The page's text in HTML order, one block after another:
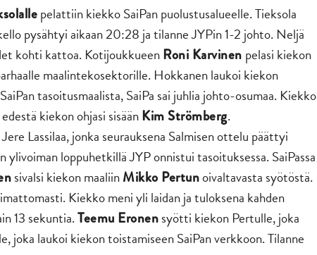
pelattiin kiekko SaiPan puolustusalueelle. Tieksola
pysähtyi aikaan 20:28 ja tilanne JYPin 1-2 johto. Neljä
kohti kattoa. KotijoukkueenRoni Karvinen pelasi kiekon
maalintekosektorille. Hokkanen laukoi kiekon
tasoitusmaalista, SaiPa sai juhlia johto-osumaa. Kiekko
kiekon ohjasi sisäänKim Strömberg.
Lassilaa, jonka seurauksena Salmisen ottelu päättyi
loppuhetkillä JYP onnistui tasoituksessa. SaiPassa
sivalsi kiekon maaliinMikko Pertunoivaltavasta syötöstä.
Kiekko meni yli laidan ja tuloksena kahden
13 sekuntia.Teemu Eronensyötti kiekon Pertulle, joka
joka laukoi kiekon toistamiseen SaiPan verkkoon. Tilanne